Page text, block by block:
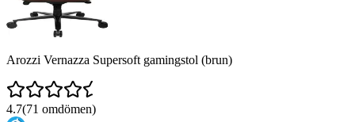
Arozzi Vernazza Supersoft gamingstol (brun)
4.7(71 omdömen)